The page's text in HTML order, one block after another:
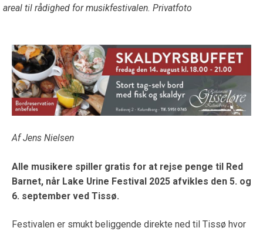
areal til rådighed for musikfestivalen. Privatfoto
Af Jens Nielsen
Alle musikere spiller gratis for at rejse penge til Red
Barnet, når Lake Urine Festival 2025 afvikles den 5. og
6. september ved Tissø.
Festivalen er smukt beliggende direkte ned til Tissø hvor